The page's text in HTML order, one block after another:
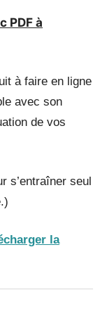
PDF à
à faire en ligne
avec son
de vos
s’entraîner seul
la